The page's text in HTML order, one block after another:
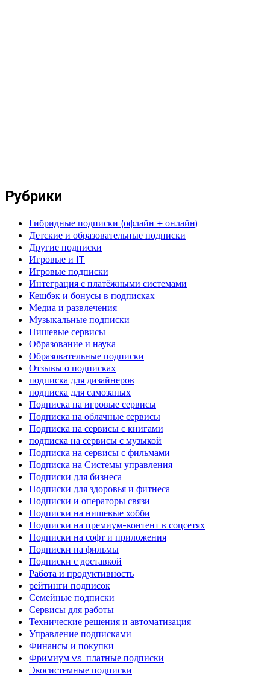
Рубрики
Гибридные подписки (офлайн + онлайн)
Детские и образовательные подписки
Другие подписки
Игровые и IT
Игровые подписки
Интеграция с платёжными системами
Кешбэк и бонусы в подписках
Медиа и развлечения
Музыкальные подписки
Нишевые сервисы
Образование и наука
Образовательные подписки
Отзывы о подписках
подписка для дизайнеров
подписка для самозаных
Подписка на игровые сервисы
Подписка на облачные сервисы
Подписка на сервисы с книгами
подписка на сервисы с музыкой
Подписка на сервисы с фильмами
Подписка на Системы управления
Подписки для бизнеса
Подписки для здоровья и фитнеса
Подписки и операторы связи
Подписки на нишевые хобби
Подписки на премиум-контент в соцсетях
Подписки на софт и приложения
Подписки на фильмы
Подписки с доставкой
Работа и продуктивность
рейтинги подписок
Семейные подписки
Сервисы для работы
Технические решения и автоматизация
Управление подписками
Финансы и покупки
Фримиум vs. платные подписки
Экосистемные подписки